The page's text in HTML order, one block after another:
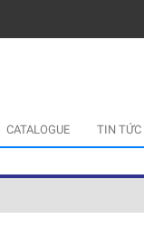
CATALOGUE TIN TỨC